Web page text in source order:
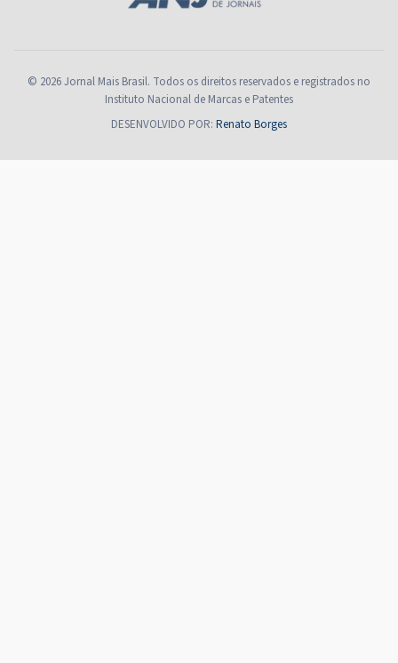
© 2026 Jornal Mais Brasil. Todos os direitos reservados e registrados no
Instituto Nacional de Marcas e Patentes
DESENVOLVIDO POR: Renato Borges